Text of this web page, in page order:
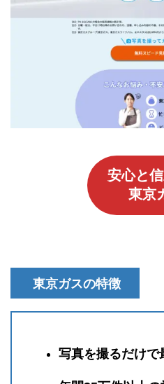
安心と
東京
東京ガスの特徴
写真を撮るだけで